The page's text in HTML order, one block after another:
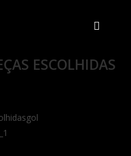
ESCOLHIDAS